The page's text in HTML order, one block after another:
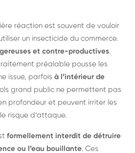
réaction est souvent de vouloir
un insecticide du commerce.
et contre-productives.
préalable pousse les
issue, parfois à l’intérieur de
grand public ne permettent pas
profondeur et peuvent irriter les
risque d’attaque.
formellement interdit de détruire
ou l’eau bouillante. Ces